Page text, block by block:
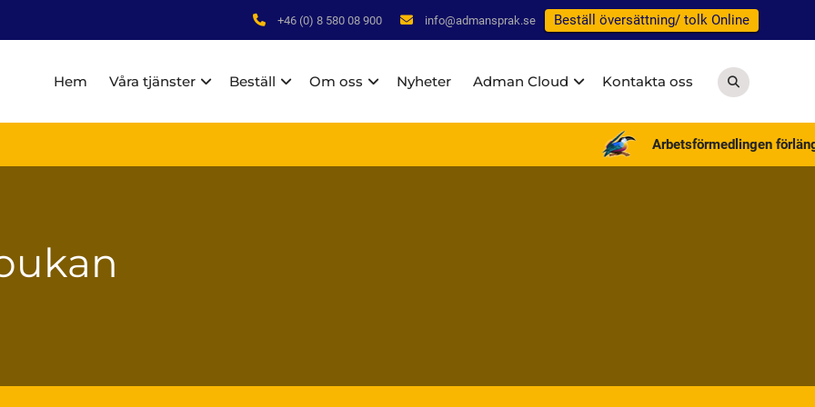
Beställ översättning/ tolk Online
+46 (0) 8 580 08 900 info@admansprak.se
Hem Våra tjänster Beställ Om oss Nyheter Adman Cloud Kontakta oss
Arbetsförmedlingen